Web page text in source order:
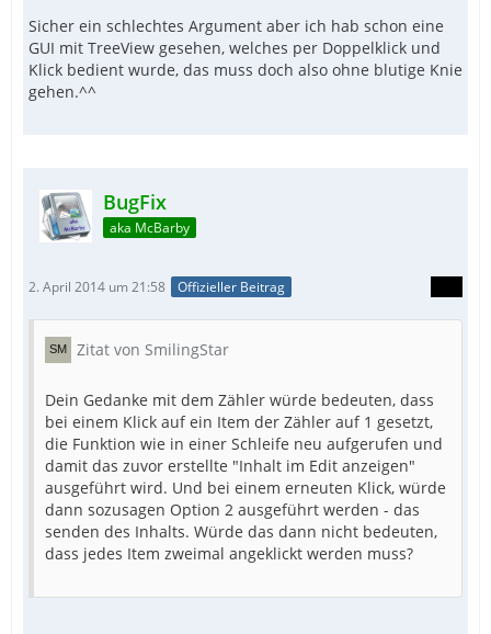
Sicher ein schlechtes Argument aber ich hab schon eine
GUI mit TreeView gesehen, welches per Doppelklick und
Klick bedient wurde, das muss doch also ohne blutige Knie
gehen.^^
BugFix
aka McBarby
2. April 2014 um 21:58 Offizieller Beitrag
Zitat von SmilingStar
Dein Gedanke mit dem Zähler würde bedeuten, dass
bei einem Klick auf ein Item der Zähler auf 1 gesetzt,
die Funktion wie in einer Schleife neu aufgerufen und
damit das zuvor erstellte "Inhalt im Edit anzeigen"
ausgeführt wird. Und bei einem erneuten Klick, würde
dann sozusagen Option 2 ausgeführt werden - das
senden des Inhalts. Würde das dann nicht bedeuten,
dass jedes Item zweimal angeklickt werden muss?